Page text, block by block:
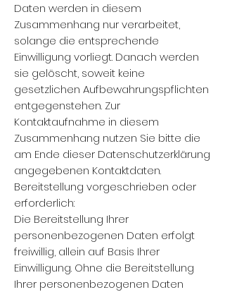
Daten werden in diesem
Zusammenhang nur verarbeitet,
solange die entsprechende
Einwilligung vorliegt. Danach werden
sie gelöscht, soweit keine
gesetzlichen Aufbewahrungspflichten
entgegenstehen. Zur
Kontaktaufnahme in diesem
Zusammenhang nutzen Sie bitte die
am Ende dieser Datenschutzerklärung
angegebenen Kontaktdaten.
Bereitstellung vorgeschrieben oder
erforderlich:
Die Bereitstellung Ihrer
personenbezogenen Daten erfolgt
freiwillig, allein auf Basis Ihrer
Einwilligung. Ohne die Bereitstellung
Ihrer personenbezogenen Daten